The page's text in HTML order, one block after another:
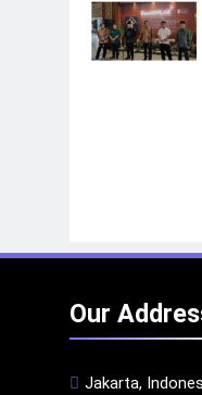
Our
Jakarta,